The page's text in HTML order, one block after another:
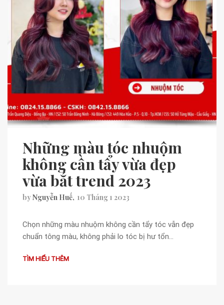
Những màu tóc nhuộm
không cần tẩy vừa đẹp
vừa bắt trend 2023
byNguyễn Huế 10 Tháng 1 2023
Chọn những màu nhuộm không cần tẩy tóc vẫn đẹp
chuẩn tông màu, không phải lo tóc bị hư tổn…
TÌM HIỂU THÊM